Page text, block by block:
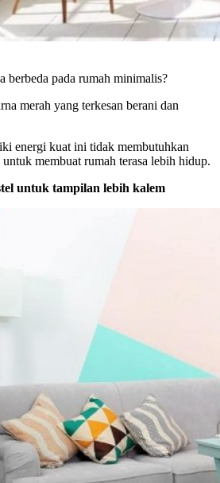
berbeda pada rumah minimalis?
merah yang terkesan berani dan
energi kuat ini tidak membutuhkan
membuat rumah terasa lebih hidup.
untuk tampilan lebih kalem